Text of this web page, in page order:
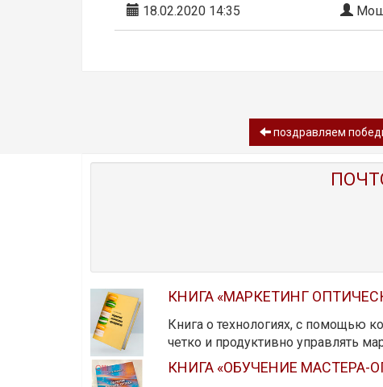
18.02.2020 14:35
поздравляем
КНИГА «МАРКЕТИНГ
Книга о технологиях, с помощью
четко и продуктивно управлять
КНИГА «ОБУЧЕНИЕ МАСТЕРА-